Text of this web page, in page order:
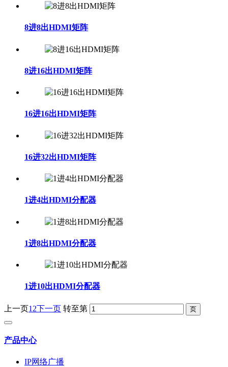
8进8出HDMI矩阵
8进16出HDMI矩阵
16进16出HDMI矩阵
16进32出HDMI矩阵
1进4出HDMI分配器
1进8出HDMI分配器
1进10出HDMI分配器
上一页1 2下一页 转至第
产品中心
IP网络广播